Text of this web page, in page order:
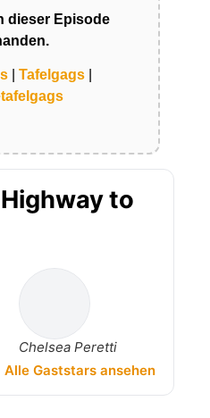
dieser Episode
| Tafelgags|
to
Chelsea Peretti
Alle Gaststars ansehen